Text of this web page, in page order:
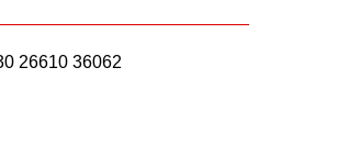
26610 36062